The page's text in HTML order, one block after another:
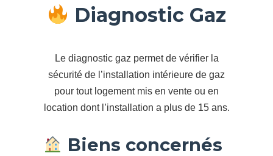
Diagnostic Gaz
Le diagnostic gaz permet de vérifier la
sécurité de l’installation intérieure de gaz
pour tout logement mis en vente ou en
location dont l’installation a plus de 15 ans.
Biens concernés